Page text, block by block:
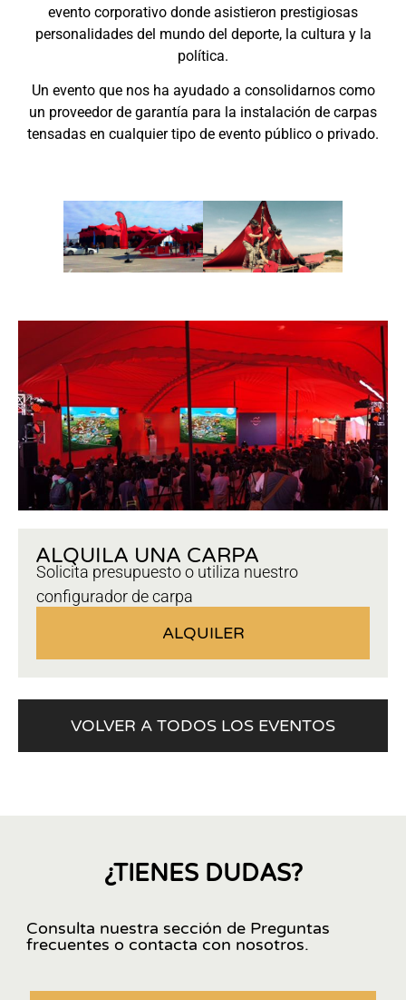
evento corporativo donde asistieron prestigiosas
personalidades del mundo del deporte, la cultura y la
política.
Un evento que nos ha ayudado a consolidarnos como
un proveedor de garantía para la instalación de carpas
tensadas en cualquier tipo de evento público o privado.
ALQUILA UNA CARPA
Solicita presupuesto o utiliza nuestro
configurador de carpa
ALQUILER
VOLVER A TODOS LOS EVENTOS
¿TIENES DUDAS?
Consulta nuestra sección de Preguntas
frecuentes o contacta con nosotros.